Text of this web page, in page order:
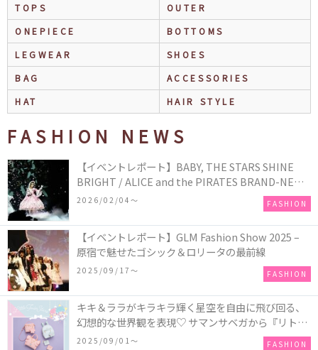
TOPS
OUTER
ONEPIECE
BOTTOMS
LEGWEAR
SHOES
BAG
ACCESSORIES
HAT
HAIR STYLE
FASHION NEWS
【イベントレポート】BABY, THE STARS SHINE
BRIGHT / ALICE and the PIRATES BRAND-NEW
COLLECTION in TOKYO
2026/02/04〜 FASHION
【イベントレポート】GLM Fashion Show 2025 –
原宿で魅せたゴシック＆ロリータの最前線
2025/09/17〜 FASHION
キキ＆ララがキラキラ輝く星空を自由に飛び回る、
幻想的な世界観を表現♡ サマンサベガから『リトル
ツインスターズ』50周年アニバーサリーイヤー』を
2025/09/01〜 FASHION